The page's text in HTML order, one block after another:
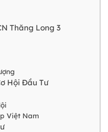
Thăng Long 3
Hội Đầu Tư
Việt Nam